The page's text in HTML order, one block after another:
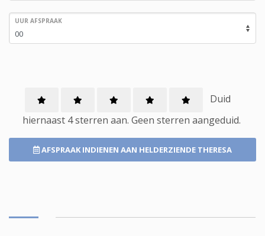
UUR AFSPRAAK
Duid
hiernaast 4 sterren aan. Geen sterren aangeduid.
AFSPRAAK INDIENEN AAN HELDERZIENDE THERESA